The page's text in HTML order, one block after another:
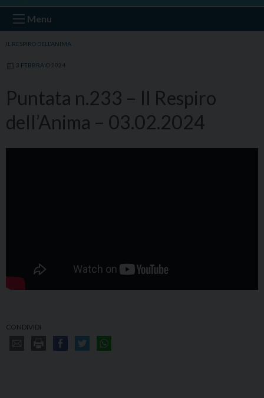
Ancona Osimo
Menu
IL RESPIRO DELL'ANIMA
3 FEBBRAIO 2024
Puntata n.233 – Il Respiro
dell’Anima – 03.02.2024
CONDIVIDI